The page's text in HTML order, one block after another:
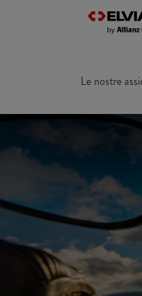
Le nostre